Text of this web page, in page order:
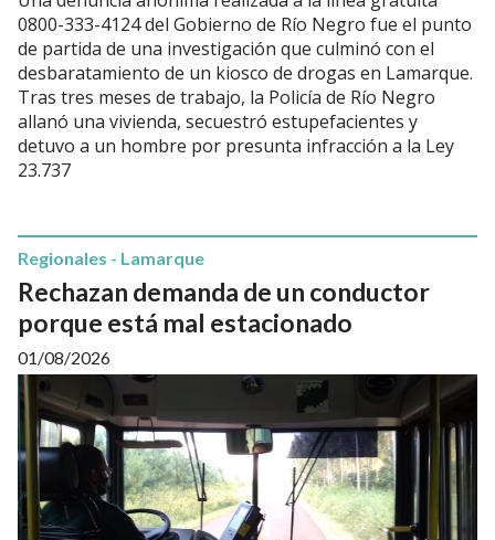
0800-333-4124 del Gobierno de Río Negro fue el punto
de partida de una investigación que culminó con el
desbaratamiento de un kiosco de drogas en Lamarque.
Tras tres meses de trabajo, la Policía de Río Negro
allanó una vivienda, secuestró estupefacientes y
detuvo a un hombre por presunta infracción a la Ley
23.737
Rechazan demanda de un conductor
porque está mal estacionado
Regionales - Lamarque
01/08/2026